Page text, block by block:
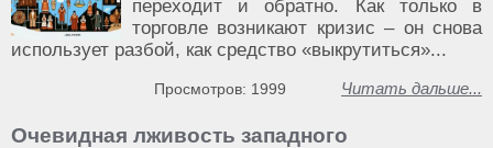
переходит и обратно. Как только в
торговле возникают кризис – он снова
использует разбой, как средство «выкрутиться»...
Читать дальше...
Просмотров: 1999
Очевидная лживость западного